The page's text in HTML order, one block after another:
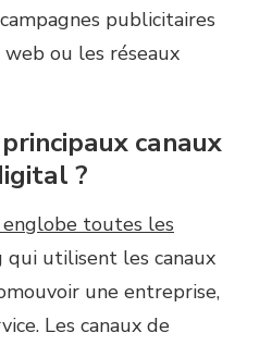
publicitaires
ou les réseaux
canaux
?
toutes les
qui utilisent les canaux
une entreprise,
Les canaux de